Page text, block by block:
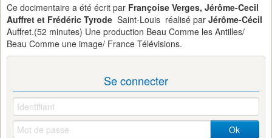
Ce docimentaire a été écrit par Françoise Verges, Jérôme-Cecil
Auffret et Frédéric Tyrode Saint-Louis réalisé par Jérôme-Cécil
Auffret.(52 minutes) Une production Beau Comme les Antilles/
Beau Comme une image/ France Télévisions.
Se connecter
Ok